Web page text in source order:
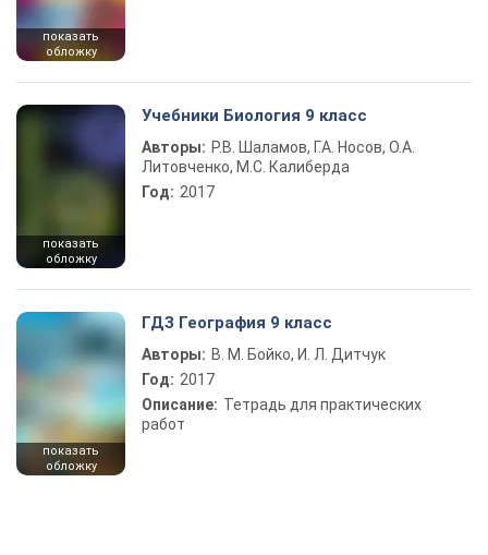
показать
обложку
показать
обложку
Учебники Биология 9 класс
Авторы: Р.В. Шаламов, Г.А. Носов, О.А.
Литовченко, М.С. Калиберда
Год: 2017
показать
обложку
ГДЗ География 9 класс
Авторы: В. М. Бойко, И. Л. Дитчук
Год: 2017
Описание: Тетрадь для практических
работ